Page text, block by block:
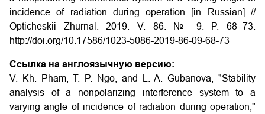
incidence of radiation during operation [in Russian] //
Opticheskii Zhurnal. 2019. V. 86. № 9. P. 68–73.
http://doi.org/10.17586/1023-5086-2019-86-09-68-73
Ссылка на англоязычную версию:
V. Kh. Pham, T. P. Ngo, and L. A. Gubanova, "Stability
analysis of a nonpolarizing interference system to a
varying angle of incidence of radiation during operation,"